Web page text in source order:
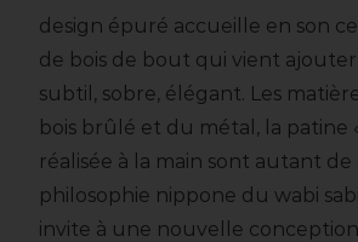
design épuré accueille en son
de bois de bout qui vient ajouter
subtil, sobre, élégant. Les
bois brûlé et du métal, la patine
réalisée à la main sont autant de
philosophie nippone du wabi
invite à une nouvelle